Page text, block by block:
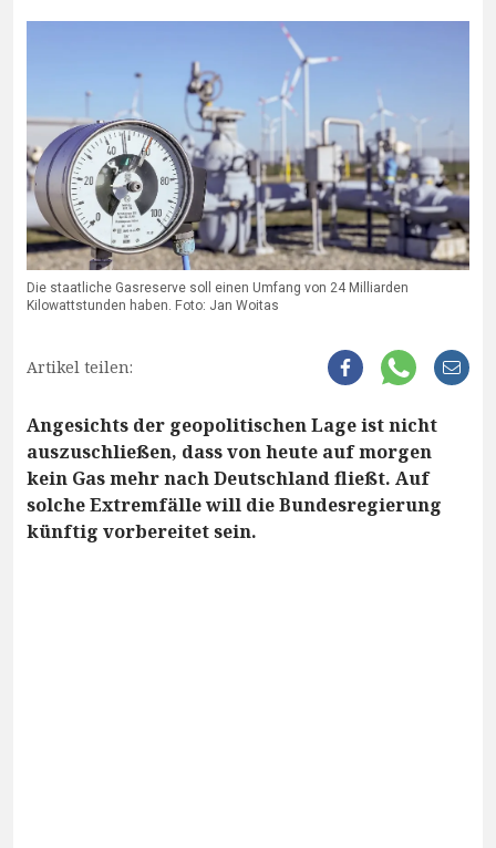
Die staatliche Gasreserve soll einen Umfang von 24 Milliarden
Kilowattstunden haben. Foto: Jan Woitas
Artikel teilen:
Angesichts der geopolitischen Lage ist nicht
auszuschließen, dass von heute auf morgen
kein Gas mehr nach Deutschland fließt. Auf
solche Extremfälle will die Bundesregierung
künftig vorbereitet sein.